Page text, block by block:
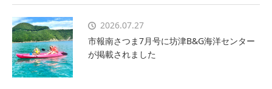
2026.07.27
市報南さつま7月号に坊津B&G海洋センター
が掲載されました